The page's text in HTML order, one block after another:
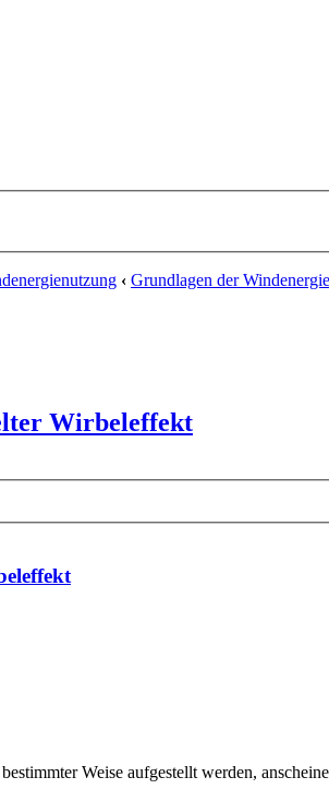
‹ Grundlagen der Windenergie
Wirbeleffekt
Weise aufgestellt werden,